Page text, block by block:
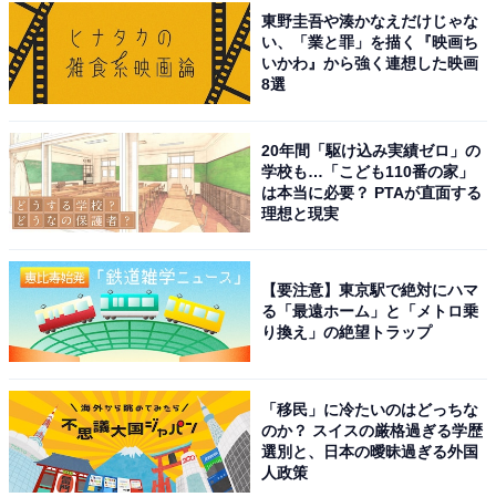
いて、子犬みたいな感じがとってもかわいいです。存在
がキラキラしています」（40代女性／北海道）、「大西
くんは、ぱっちりした目とふわっとした表情がとにかく
っているところもファンから「分かってるのにかわいす
ぎて悔しい！」と評判です」（30代女性／千葉県）、
「自分が可愛いポイントをわかっててやっている。アイ
ドルとして素晴らしい」（40代女性／愛知県）などの声
が上がりました。
※回答者からのコメントは原文ママです
この記事の筆者：児玉 友梨 プロフィール
1987年東京都生まれ。フリーライター。地方に移住し、
農業の傍ら地域の魅力や暮らしに役立つ情報を中心に寄
稿しています。
東野圭吾や湊かなえだけじゃな
い、「業と罪」を描く『映画ち
いかわ』から強く連想した映画
8選
20年間「駆け込み実績ゼロ」の
学校も…「こども110番の家」
は本当に必要？ PTAが直面する
理想と現実
【要注意】東京駅で絶対にハマ
る「最遠ホーム」と「メトロ乗
り換え」の絶望トラップ
「移民」に冷たいのはどっちな
のか？ スイスの厳格過ぎる学歴
選別と、日本の曖昧過ぎる外国
人政策